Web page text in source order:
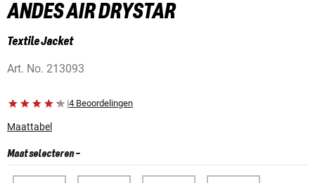
ANDES AIR DRYSTAR
Textile Jacket
Art. No. 213093
|4 Beoordelingen
Maattabel
Maat selecteren-